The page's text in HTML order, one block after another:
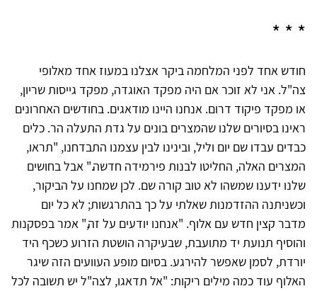
* * *
חודש אחד לפני המלחמה ביקר אצלנו במעוז אחד מאלופי
צה"ל. אני לא זוכר אם היה מפקד האוגדה, מפקד גייסות שריון,
או מפקד פיקוד דרום. אנחנו היינו מודאגים. בחודשים האחרונים
ראינו בסיורים שלנו שהמצרים בונים על גדת התעלה הר. כלים
כבדים עבדו שם יום וליל, ובינינו לבין עצמנו התבדחנו, "תראו,
המצרים האלה, החליטו לבנות פירמידה חדשה." אבל בחושים
שלנו ידענו שמשהו לא טוב קורה שם. לכן שמחנו על הביקור,
וכשניתנה ההזדמנות שאלתי על כך בהתרגשות; לא כל יום
מדבר קצין חדש עם אלוף. "אנחנו יודעים על זה," אמר בפסקנות
והוסיף תנועת יד מתועבת, שבעיקרה הושטת הזרוע כשכף היד
יורדת, לסמן שאפשר להירגע. בסיום מופע העוועים הזה שיגר
האלוף עוד כמה מילים ריקות: "אל תדאגו, לצה"ל יש תשובה לכל